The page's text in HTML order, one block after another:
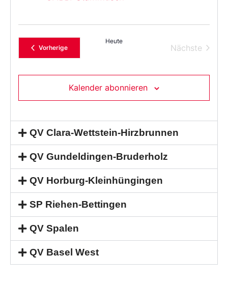
VorherigeVeranstaltungen
Heute
Nächste
Kalender abonnieren
QV Clara-Wettstein-Hirzbrunnen
QV Gundeldingen-Bruderholz
QV Horburg-Kleinhüngingen
SP Riehen-Bettingen
QV Spalen
QV Basel West